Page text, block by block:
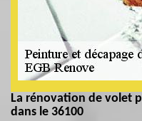
La rénovation de volet
dans le 36100